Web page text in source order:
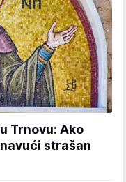
Trnovu: Ako
strašan